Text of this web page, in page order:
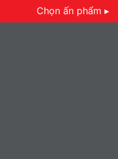
Chọn ấn phẩm ▸